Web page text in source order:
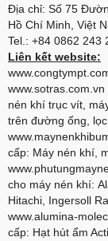
Địa chỉ: Số 75
Hồ Chí Minh, Việt
Tel.: +84 0862
Liên kết website:
www.sotras.com.vn
nén khí trục vít,
trên đường ống, lọc
cấp: Máy nén khí,
cho máy nén khí:
Hitachi, Ingersoll
www.alumina-
cấp: Hạt hút ẩm